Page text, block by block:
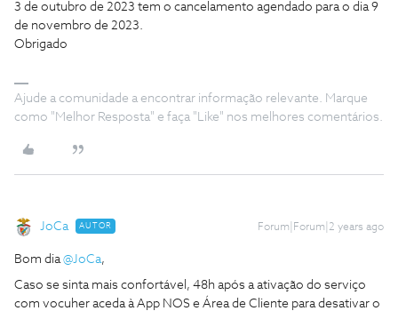
3 de outubro de 2023 tem o cancelamento agendado para o dia 9
de novembro de 2023.
Obrigado
Ajude a comunidade a encontrar informação relevante. Marque
como "Melhor Resposta" e faça "Like" nos melhores comentários.
JoCa AUTOR Forum|Forum|2 years ago
Bom dia@JoCa,
Caso se sinta mais confortável, 48h após a ativação do serviço
com vocuher aceda à App NOS e Área de Cliente para desativar o